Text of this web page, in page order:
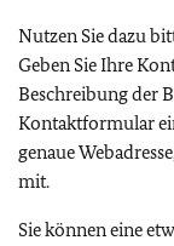
Nutzen Sie dazu
Geben Sie Ihre
Beschreibung der
Kontaktformular
genaue
mit.
Sie können eine